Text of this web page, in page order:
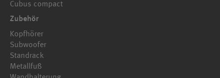
Cubus compact
Zubehör
Kopfhörer
Subwoofer
Standrack
Metallfuß